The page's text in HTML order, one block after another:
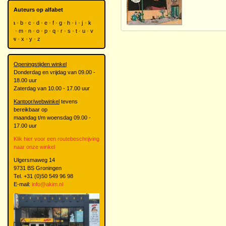
Auteurs op alfabet
a b c d e f g h i j
k
m n o p q r s t u
v
w
x y z
Openingstijden winkel
Donderdag en vrijdag van 09.00 -
18.00 uur
Zaterdag van 10.00 - 17.00 uur
Kantoor/webwinkel tevens
bereikbaar op
maandag t/m woensdag 09.00 -
17.00 uur
Klik hier voor een routebeschrijving
naar onze winkel
Ulgersmaweg 14
9731 BS Groningen
Tel. +31 (0)50 549 96 98
E-mail: info@akim.nl